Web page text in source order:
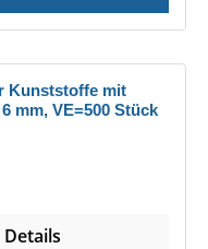
Kunststoffe mit
mm, VE=500 Stück
Details